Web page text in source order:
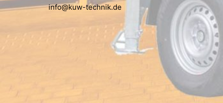
info@kuw-technik.de